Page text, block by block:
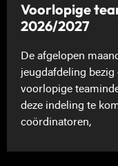
Voorlopige
2026/2027
De afgelopen
jeugdafdeling
voorlopige
deze indeling te
coördinatoren,